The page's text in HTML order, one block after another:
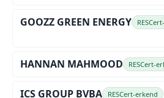
GOOZZ GREEN ENERGY
HANNAN MAHMOOD RESCert-
ICS GROUP BVBA RESCert-erkend